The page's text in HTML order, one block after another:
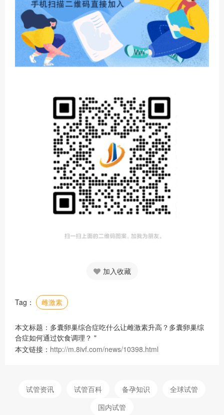
加入收藏
Tag： 雌激素
本文标题：多囊卵巢综合症吃什么让雌激素升高？多囊卵巢综
合症如何通过饮食调理？ "
本文链接： http://m.8ivf.com/news/10398.html
试管资讯 试管百科 备孕知识
全球试管
国内试管